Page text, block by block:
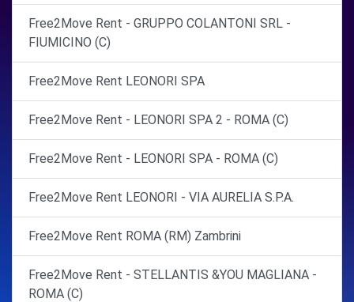
Free2Move Rent - GRUPPO COLANTONI SRL -
FIUMICINO (C)
Free2Move Rent LEONORI SPA
Free2Move Rent - LEONORI SPA 2 - ROMA (C)
Free2Move Rent - LEONORI SPA - ROMA (C)
Free2Move Rent LEONORI - VIA AURELIA S.P.A.
Free2Move Rent ROMA (RM) Zambrini
Free2Move Rent - STELLANTIS &YOU MAGLIANA -
ROMA (C)